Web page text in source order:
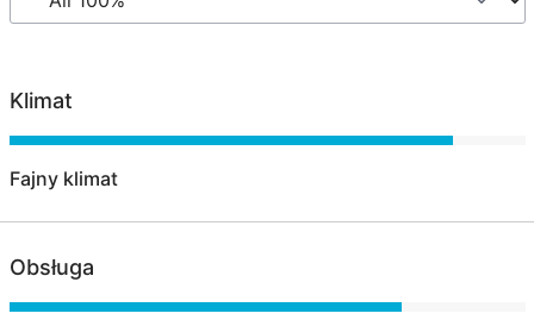
Klimat
Fajny klimat
Obsługa